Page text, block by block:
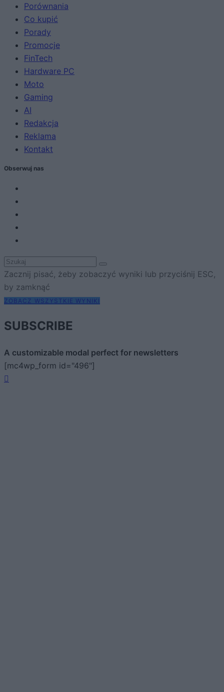
Porównania
Co kupić
Porady
Promocje
FinTech
Hardware PC
Moto
Gaming
AI
Redakcja
Reklama
Kontakt
Obserwuj nas
Zacznij pisać, żeby zobaczyć wyniki lub przyciśnij ESC,
by zamknąć
ZOBACZ WSZYSTKIE WYNIKI
SUBSCRIBE
A customizable modal perfect for newsletters
[mc4wp_form id="496"]